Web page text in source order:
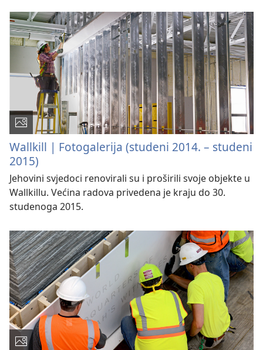
Wallkill | Fotogalerija (studeni 2014. – studeni
2015)
Jehovini svjedoci renovirali su i proširili svoje objekte u
Wallkillu. Većina radova privedena je kraju do 30.
studenoga 2015.